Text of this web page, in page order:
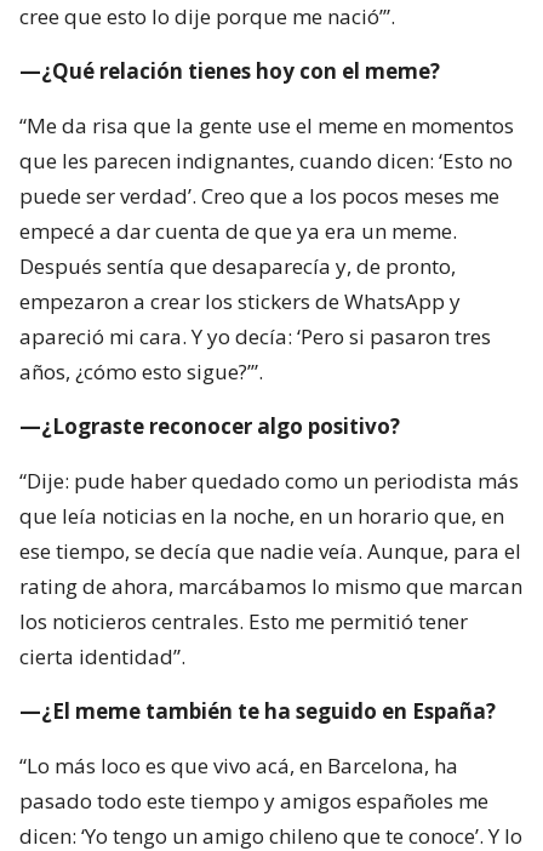
cree que esto lo dije porque me nació’”.
—¿Qué relación tienes hoy con el meme?
“Me da risa que la gente use el meme en momentos
que les parecen indignantes, cuando dicen: ‘Esto no
puede ser verdad’. Creo que a los pocos meses me
empecé a dar cuenta de que ya era un meme.
Después sentía que desaparecía y, de pronto,
empezaron a crear los stickers de WhatsApp y
apareció mi cara. Y yo decía: ‘Pero si pasaron tres
años, ¿cómo esto sigue?’”.
—¿Lograste reconocer algo positivo?
“Dije: pude haber quedado como un periodista más
que leía noticias en la noche, en un horario que, en
ese tiempo, se decía que nadie veía. Aunque, para el
rating de ahora, marcábamos lo mismo que marcan
los noticieros centrales. Esto me permitió tener
cierta identidad”.
—¿El meme también te ha seguido en España?
“Lo más loco es que vivo acá, en Barcelona, ha
pasado todo este tiempo y amigos españoles me
dicen: ‘Yo tengo un amigo chileno que te conoce’. Y lo